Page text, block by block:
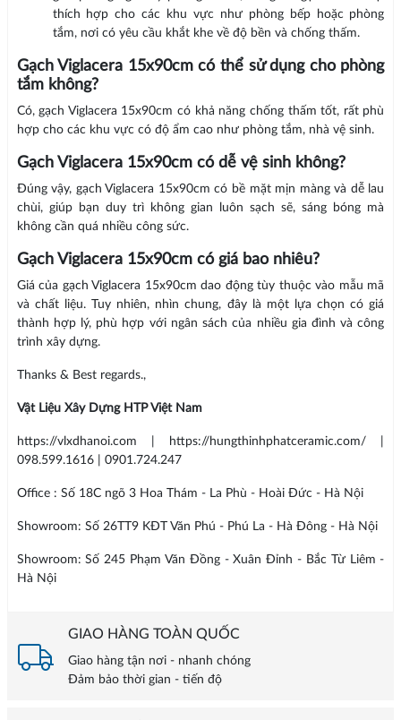
thích hợp cho các khu vực như phòng bếp hoặc phòng
tắm, nơi có yêu cầu khắt khe về độ bền và chống thấm.
Gạch Viglacera 15x90cm có thể sử dụng cho phòng
tắm không?
Có, gạch Viglacera 15x90cm có khả năng chống thấm tốt, rất phù
hợp cho các khu vực có độ ẩm cao như phòng tắm, nhà vệ sinh.
Gạch Viglacera 15x90cm có dễ vệ sinh không?
Đúng vậy, gạch Viglacera 15x90cm có bề mặt mịn màng và dễ lau
chùi, giúp bạn duy trì không gian luôn sạch sẽ, sáng bóng mà
không cần quá nhiều công sức.
Gạch Viglacera 15x90cm có giá bao nhiêu?
Giá của gạch Viglacera 15x90cm dao động tùy thuộc vào mẫu mã
và chất liệu. Tuy nhiên, nhìn chung, đây là một lựa chọn có giá
thành hợp lý, phù hợp với ngân sách của nhiều gia đình và công
trình xây dựng.
Thanks & Best regards.,
Vật Liệu Xây Dựng HTP Việt Nam
https://vlxdhanoi.com | https://hungthinhphatceramic.com/ |
098.599.1616 | 0901.724.247
Office : Số 18C ngõ 3 Hoa Thám - La Phù - Hoài Đức - Hà Nội
Showroom: Số 26TT9 KĐT Văn Phú - Phú La - Hà Đông - Hà Nội
Showroom: Số 245 Phạm Văn Đồng - Xuân Đỉnh - Bắc Từ Liêm -
Hà Nội
GIAO HÀNG TOÀN QUỐC
Giao hàng tận nơi - nhanh chóng
Đảm bảo thời gian - tiến độ